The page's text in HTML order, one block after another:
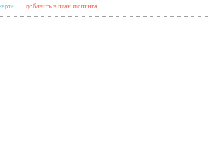
добавить в план шопинга